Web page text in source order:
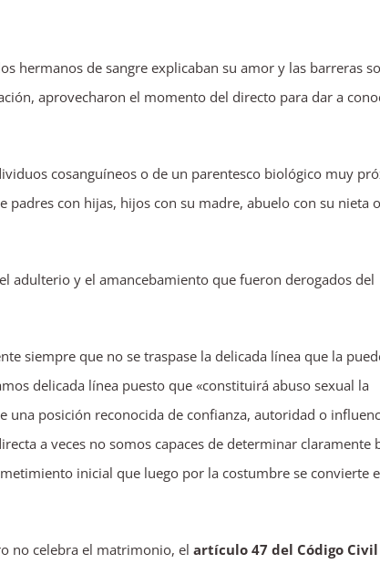
hermanos de sangre explicaban su amor y las barreras
aprovecharon el momento del directo para dar a
cosanguíneos o de un parentesco biológico muy
con hijas, hijos con su madre, abuelo con su nieta
adulterio y el amancebamiento que fueron derogados del
siempre que no se traspase la delicada línea que la
delicada línea puesto que «constituirá abuso sexual la
una posición reconocida de confianza, autoridad o
a veces no somos capaces de determinar claramente
inicial que luego por la costumbre se convierte
no celebra el matrimonio, el artículo 47 del Código Civil